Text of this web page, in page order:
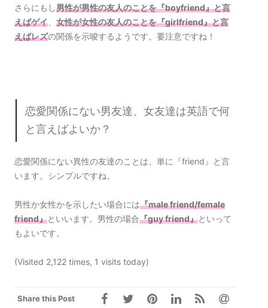
さらにもし男性が男性の友人のことを『boyfriend』と言
えばゲイ
女性が女性の友人のことを『girlfriend』と言
えばレズの関係を示唆するようです。要注意ですね！
恋愛関係にない男友達、女友達は英語で何
と言えばよいか？
恋愛関係にない異性の友達のことは、単に『friend』と言
います。シンプルですね。
男性か女性かを示したい場合には『male friend/female
friend』といいます。男性の場合『guy friend』といって
もよいです。
(Visited 2,122 times, 1 visits today)
Share this Post